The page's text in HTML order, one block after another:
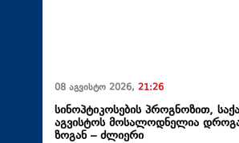
08 აგვისტო 2026, 21:26
სინოპტიკოსების პროგნოზით,
აგვისტოს მოსალოდნელია
ზოგან – ძლიერი